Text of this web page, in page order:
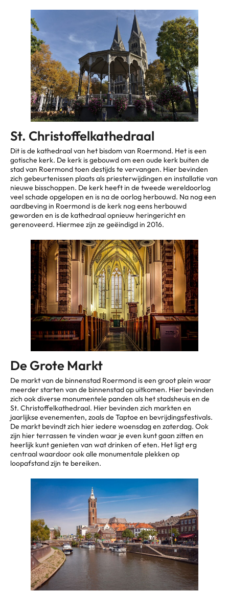
St. Christoffelkathedraal
Dit is de kathedraal van het bisdom van Roermond. Het is een
gotische kerk. De kerk is gebouwd om een oude kerk buiten de
stad van Roermond toen destijds te vervangen. Hier bevinden
zich gebeurtenissen plaats als priesterwijdingen en installatie van
nieuwe bisschoppen. De kerk heeft in de tweede wereldoorlog
veel schade opgelopen en is na de oorlog herbouwd. Na nog een
aardbeving in Roermond is de kerk nog eens herbouwd
geworden en is de kathedraal opnieuw heringericht en
gerenoveerd. Hiermee zijn ze geëindigd in 2016.
De Grote Markt
De markt van de binnenstad Roermond is een groot plein waar
meerder starten van de binnenstad op uitkomen. Hier bevinden
zich ook diverse monumentele panden als het stadsheuis en de
St. Christoffelkathedraal. Hier bevinden zich markten en
jaarlijkse evenementen, zoals de Taptoe en bevrijdingsfestivals.
De markt bevindt zich hier iedere woensdag en zaterdag. Ook
zijn hier terrassen te vinden waar je even kunt gaan zitten en
heerlijk kunt genieten van wat drinken of eten. Het ligt erg
centraal waardoor ook alle monumentale plekken op
loopafstand zijn te bereiken.